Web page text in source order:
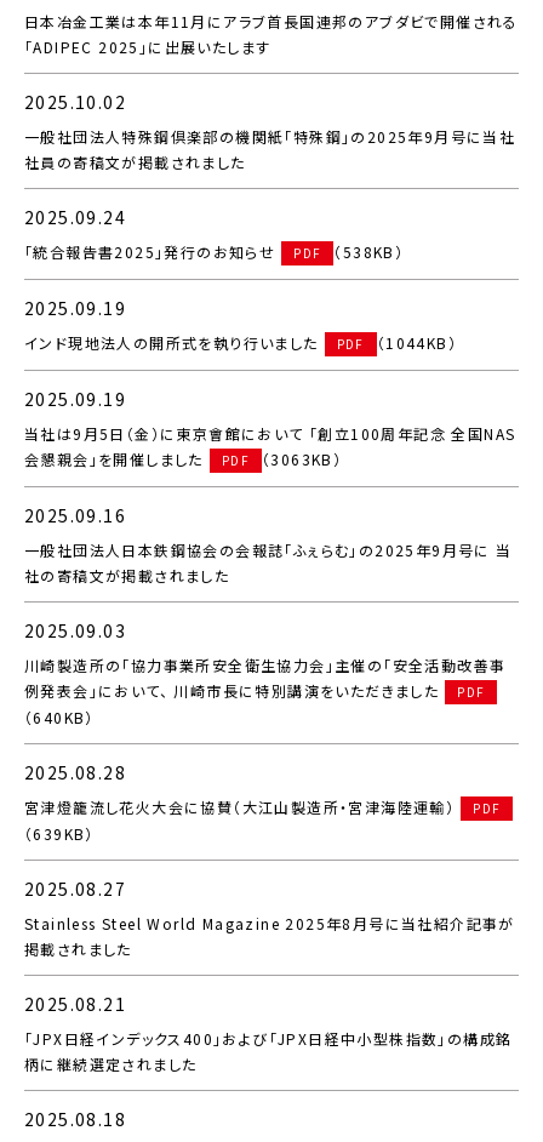
日本冶金工業は本年11月にアラブ首長国連邦のアブダビで開催される
「ADIPEC 2025」に出展いたします
2025.10.02
一般社団法人特殊鋼倶楽部の機関紙「特殊鋼」の2025年9月号に当社
社員の寄稿文が掲載されました
2025.09.24
「統合報告書2025」発行のお知らせ PDF （538KB）
2025.09.19
インド現地法人の開所式を執り行いました PDF （1044KB）
2025.09.19
当社は9月5日（金）に東京會館において 「創立100周年記念 全国NAS
会懇親会」を開催しました
PDF （3063KB）
2025.09.16
一般社団法人日本鉄鋼協会の会報誌「ふぇらむ」の2025年9月号に 当
社の寄稿文が掲載されました
2025.09.03
川崎製造所の「協力事業所安全衛生協力会」主催の「安全活動改善事
例発表会」において、 川崎市長に特別講演をいただきました
PDF
（640KB）
2025.08.28
宮津燈籠流し花火大会に協賛（大江山製造所・宮津海陸運輸） PDF
（639KB）
2025.08.27
Stainless Steel World Magazine 2025年8月号に当社紹介記事が
掲載されました
2025.08.21
「JPX日経インデックス400」および「JPX日経中小型株指数」の構成銘
柄に継続選定されました
2025.08.18